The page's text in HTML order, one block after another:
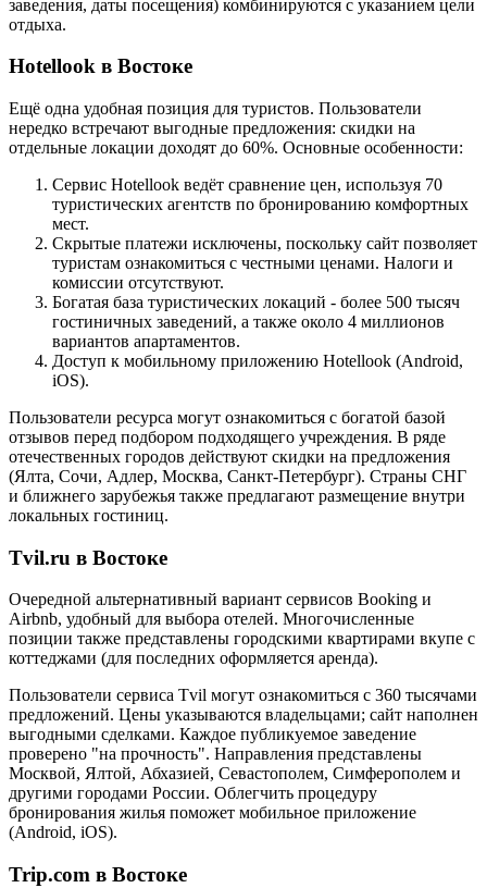
заведения, даты посещения) комбинируются с указанием цели
отдыха.
Hotellook в Востоке
Ещё одна удобная позиция для туристов. Пользователи
нередко встречают выгодные предложения: скидки на
отдельные локации доходят до 60%. Основные особенности:
Сервис Hotellook ведёт сравнение цен, используя 70
туристических агентств по бронированию комфортных
мест.
Скрытые платежи исключены, поскольку сайт позволяет
туристам ознакомиться с честными ценами. Налоги и
комиссии отсутствуют.
Богатая база туристических локаций - более 500 тысяч
гостиничных заведений, а также около 4 миллионов
вариантов апартаментов.
Доступ к мобильному приложению Hotellook (Android,
iOS).
Пользователи ресурса могут ознакомиться с богатой базой
отзывов перед подбором подходящего учреждения. В ряде
отечественных городов действуют скидки на предложения
(Ялта, Сочи, Адлер, Москва, Санкт-Петербург). Страны СНГ
и ближнего зарубежья также предлагают размещение внутри
локальных гостиниц.
Tvil.ru в Востоке
Очередной альтернативный вариант сервисов Booking и
Airbnb, удобный для выбора отелей. Многочисленные
позиции также представлены городскими квартирами вкупе с
коттеджами (для последних оформляется аренда).
Пользователи сервиса Tvil могут ознакомиться с 360 тысячами
предложений. Цены указываются владельцами; сайт наполнен
выгодными сделками. Каждое публикуемое заведение
проверено "на прочность". Направления представлены
Москвой, Ялтой, Абхазией, Севастополем, Симферополем и
другими городами России. Облегчить процедуру
бронирования жилья поможет мобильное приложение
(Android, iOS).
Trip.com в Востоке